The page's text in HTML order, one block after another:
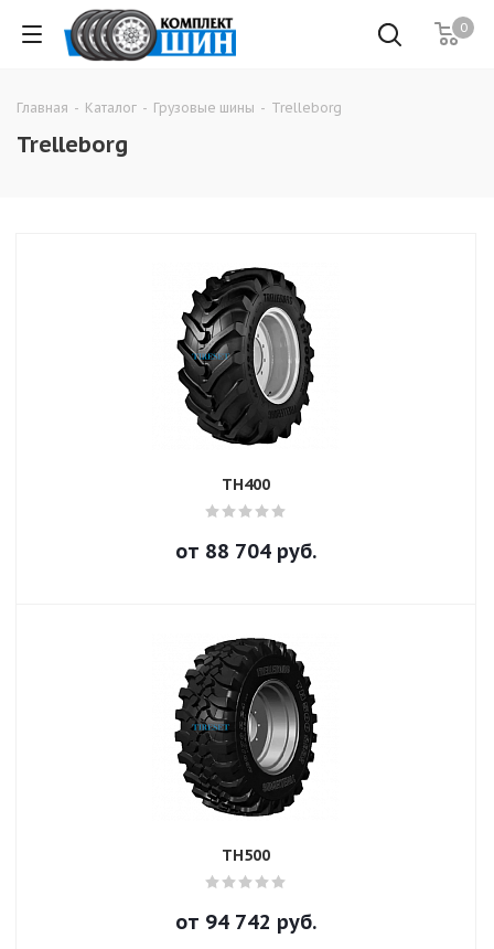
0
Главная - Каталог - Грузовые шины - Trelleborg
Trelleborg
TH400
от 88 704 руб.
TH500
от 94 742 руб.